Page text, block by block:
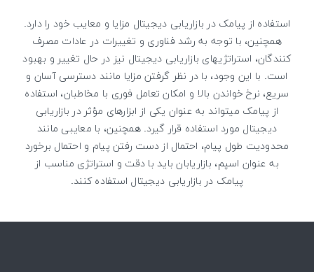
استفاده از پیامک در بازاریابی دیجیتال مزایا و معایب خود را دارد.
همچنین، با توجه به رشد فناوری و تغییرات در عادات مصرف
کنندگان، استراتژیهای بازاریابی دیجیتال نیز در حال تغییر و بهبود
است. با این وجود، با در نظر گرفتن مزایا مانند دسترسی آسان و
سریع، نرخ خواندن بالا و امکان تعامل فوری با مخاطبان، استفاده
از پیامک میتواند به عنوان یکی از ابزارهای مؤثر در بازاریابی
دیجیتال مورد استفاده قرار گیرد. همچنین، با معایبی مانند
محدودیت طول پیام، احتمال از دست رفتن پیام و احتمال برخورد
به عنوان اسپم، بازاریابان باید با دقت و استراتژی مناسب از
پیامک در بازاریابی دیجیتال استفاده کنند.